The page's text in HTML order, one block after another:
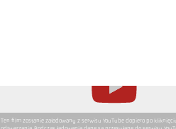
Ten film zostanie załadowany z serwisu YouTube dopiero po